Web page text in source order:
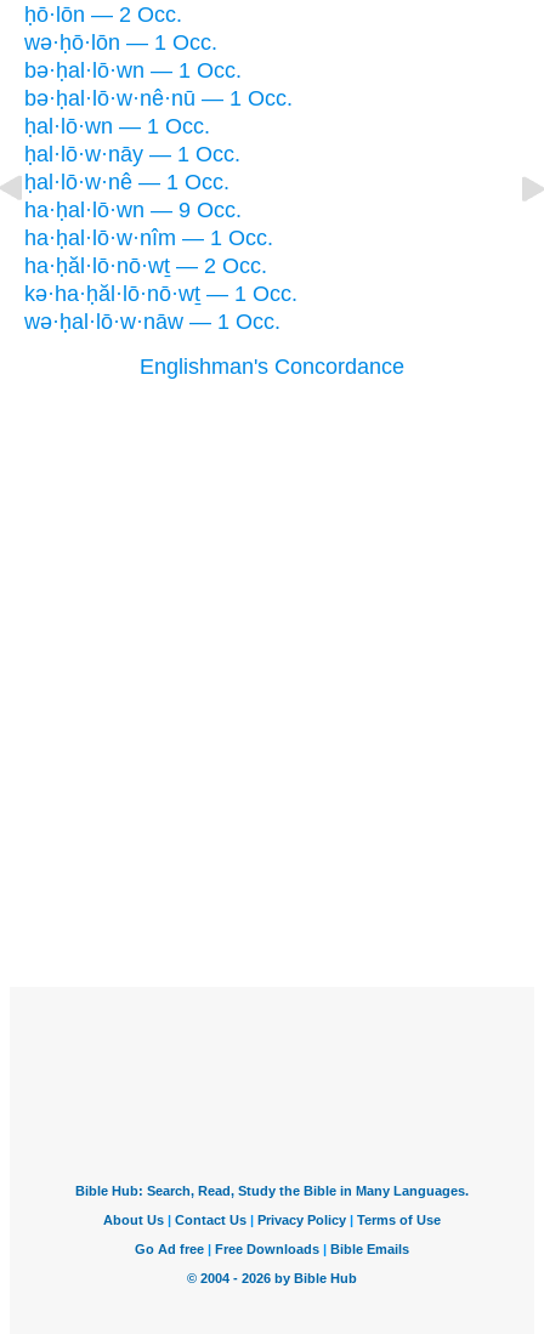
ḥō·lōn — 2 Occ.
wə·ḥō·lōn — 1 Occ.
bə·ḥal·lō·wn — 1 Occ.
bə·ḥal·lō·w·nê·nū — 1 Occ.
ḥal·lō·wn — 1 Occ.
ḥal·lō·w·nāy — 1 Occ.
ḥal·lō·w·nê — 1 Occ.
ha·ḥal·lō·wn — 9 Occ.
ha·ḥal·lō·w·nîm — 1 Occ.
ha·ḥăl·lō·nō·wṯ — 2 Occ.
kə·ha·ḥăl·lō·nō·wṯ — 1 Occ.
wə·ḥal·lō·w·nāw — 1 Occ.
Englishman's Concordance